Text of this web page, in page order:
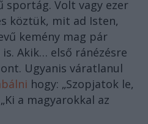
sportág. Volt vagy ezer
köztük, mit ad Isten,
kemény mag pár
Akik… első ránézésre
Ugyanis váratlanul
hogy: „Szopjatok le,
a magyarokkal az